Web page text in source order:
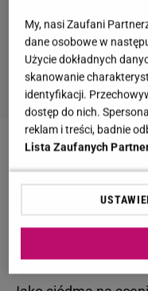
Zobacz wideoKuba
"Twoja twarz brzmi
czadu jako Sinead
My, nasi Zaufani
dane osobowe w
Użycie dokładnych
skanowanie
identyfikacji.
dostęp do nich.
reklam i treści, badnie
Lista Zaufanych